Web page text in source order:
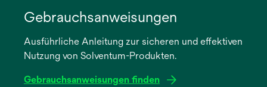
Gebrauchsanweisungen
Ausführliche Anleitung zur sicheren und effektiven
Nutzung von Solventum-Produkten.
Gebrauchsanweisungen finden